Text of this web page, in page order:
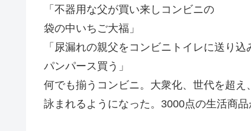
「不器用な父が買い来しコンビニの
袋の中いちご大福」
「尿漏れの親父をコンビニトイレに送り込
パンパース買う」
何でも揃うコンビニ。大衆化、世代を超え
詠まれるようになった。3000点の生活商品